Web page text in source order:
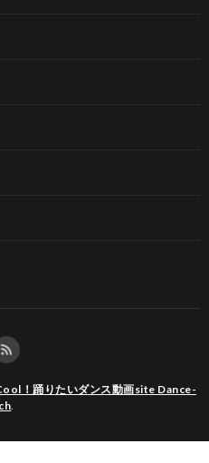
！踊りたいダンス動画site Dance-
ch